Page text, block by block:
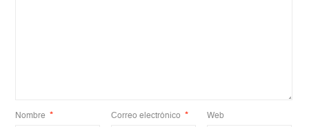
Nombre * Correo electrónico * Web